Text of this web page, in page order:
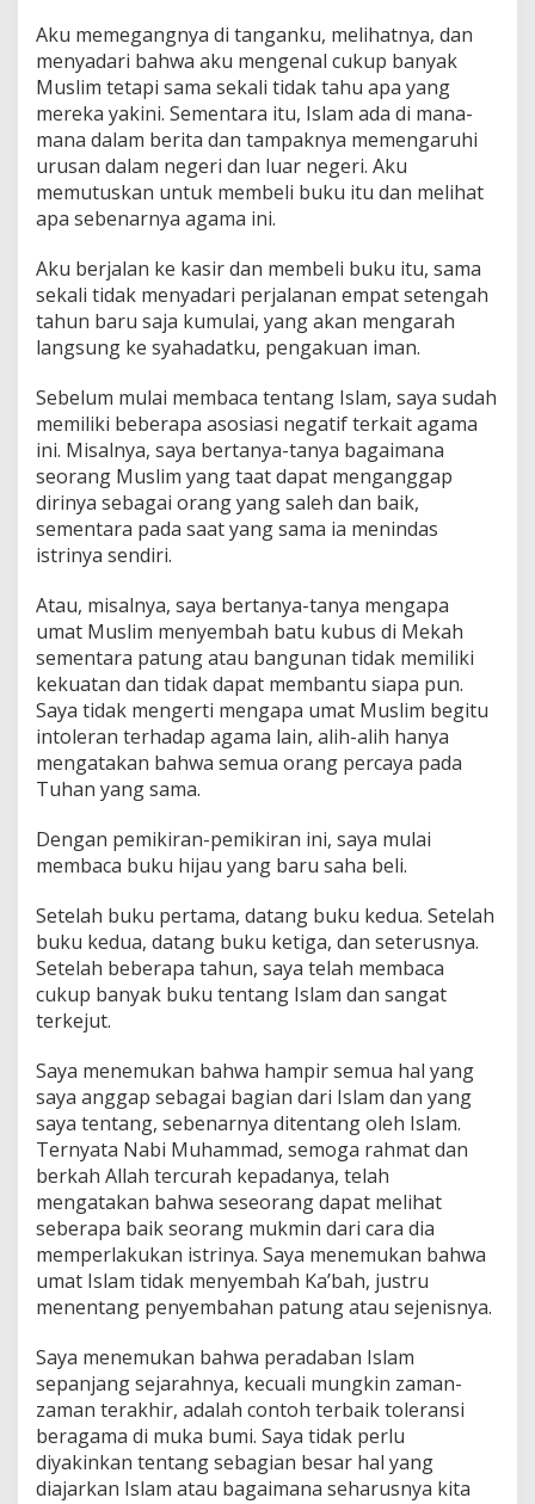
Aku memegangnya di tanganku, melihatnya, dan
menyadari bahwa aku mengenal cukup banyak
Muslim tetapi sama sekali tidak tahu apa yang
mereka yakini. Sementara itu, Islam ada di mana-
mana dalam berita dan tampaknya memengaruhi
urusan dalam negeri dan luar negeri. Aku
memutuskan untuk membeli buku itu dan melihat
apa sebenarnya agama ini.
Aku berjalan ke kasir dan membeli buku itu, sama
sekali tidak menyadari perjalanan empat setengah
tahun baru saja kumulai, yang akan mengarah
langsung ke syahadatku, pengakuan iman.
Sebelum mulai membaca tentang Islam, saya sudah
memiliki beberapa asosiasi negatif terkait agama
ini. Misalnya, saya bertanya-tanya bagaimana
seorang Muslim yang taat dapat menganggap
dirinya sebagai orang yang saleh dan baik,
sementara pada saat yang sama ia menindas
istrinya sendiri.
Atau, misalnya, saya bertanya-tanya mengapa
umat Muslim menyembah batu kubus di Mekah
sementara patung atau bangunan tidak memiliki
kekuatan dan tidak dapat membantu siapa pun.
Saya tidak mengerti mengapa umat Muslim begitu
intoleran terhadap agama lain, alih-alih hanya
mengatakan bahwa semua orang percaya pada
Tuhan yang sama.
Dengan pemikiran-pemikiran ini, saya mulai
membaca buku hijau yang baru saha beli.
Setelah buku pertama, datang buku kedua. Setelah
buku kedua, datang buku ketiga, dan seterusnya.
Setelah beberapa tahun, saya telah membaca
cukup banyak buku tentang Islam dan sangat
terkejut.
Saya menemukan bahwa hampir semua hal yang
saya anggap sebagai bagian dari Islam dan yang
saya tentang, sebenarnya ditentang oleh Islam.
Ternyata Nabi Muhammad, semoga rahmat dan
berkah Allah tercurah kepadanya, telah
mengatakan bahwa seseorang dapat melihat
seberapa baik seorang mukmin dari cara dia
memperlakukan istrinya. Saya menemukan bahwa
umat Islam tidak menyembah Ka’bah, justru
menentang penyembahan patung atau sejenisnya.
Saya menemukan bahwa peradaban Islam
sepanjang sejarahnya, kecuali mungkin zaman-
zaman terakhir, adalah contoh terbaik toleransi
beragama di muka bumi. Saya tidak perlu
diyakinkan tentang sebagian besar hal yang
diajarkan Islam atau bagaimana seharusnya kita